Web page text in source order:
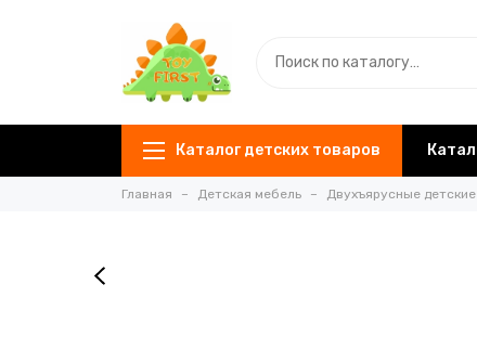
Каталог детских товаров
Главная Детская мебель Двухъярусные